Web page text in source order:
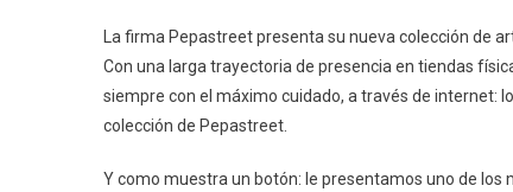
De
La
La firma Pepastreet presenta su nueva colección de
Con una larga trayectoria de presencia en tiendas
siempre con el máximo cuidado, a través de internet:
colección de Pepastreet.
Y como muestra un botón: le presentamos uno de los